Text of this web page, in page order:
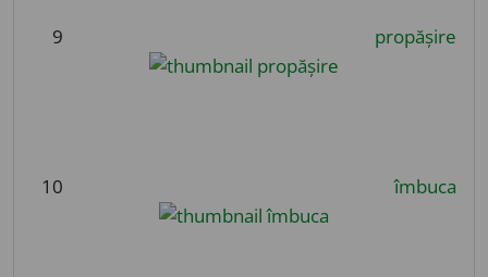
9 propășire
10 îmbuca